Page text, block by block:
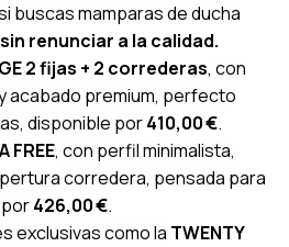
buscas mamparas de ducha
sin renunciar a la calidad.
2 fijas + 2 correderas, con
acabado premium, perfecto
disponible por410,00 €.
FREE, con perfil minimalista,
corredera, pensada para
426,00 €.
exclusivas como la TWENTY